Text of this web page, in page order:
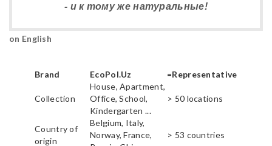
- и к тому же натуральные!
on English
Brand EcoPol.Uz =Representative
Collection
House, Apartment,
Office, School,
Kindergarten ...
> 50 locations
Country of
origin
Belgium, Italy,
Norway, France,
> 53 countries